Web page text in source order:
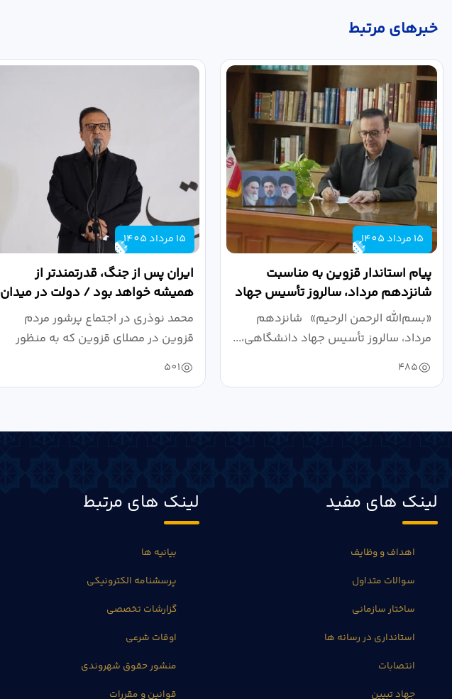
خبر‌های مرتبط
15 مرداد 1405
پیام استاندار قزوین به مناسبت
شانزدهم مرداد، سالروز تأسیس جهاد
دانشگاهی
«بسم‌الله الرحمن الرحیم» شانزدهم
مرداد، سالروز تأسیس جهاد دانشگاهی،...
485
15 مرداد 1405
ایران پس از جنگ، قدرتمندتر از
همیشه خواهد بود / دولت در میدان
نبرد اقتصادی،...
محمد نوذری در اجتماع پرشور مردم
قزوین در مصلای قزوین که به منظور
خون‌خواهی...
501
لینک های مفید
اهداف و وظایف
سوالات متداول
ساختار سازمانی
استانداری در رسانه ها
انتصابات
جهاد تبیین
لینک های مرتبط
بیانیه ها
پرسشنامه الکترونیکی
گزارشات تخصصی
اوقات شرعی
منشور حقوق شهروندی
قوانین و مقررات